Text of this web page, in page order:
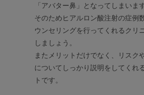
「アバター鼻」となってしまいます
そのためヒアルロン酸注射の症例
ウンセリングを行ってくれるクリ
しましょう。
またメリットだけでなく、リスク
についてしっかり説明をしてくれ
トです。